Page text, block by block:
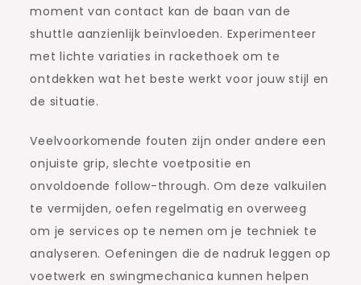
moment van contact kan de baan van de
shuttle aanzienlijk beïnvloeden. Experimenteer
met lichte variaties in rackethoek om te
ontdekken wat het beste werkt voor jouw stijl en
de situatie.
Veelvoorkomende fouten zijn onder andere een
onjuiste grip, slechte voetpositie en
onvoldoende follow-through. Om deze valkuilen
te vermijden, oefen regelmatig en overweeg
om je services op te nemen om je techniek te
analyseren. Oefeningen die de nadruk leggen op
voetwerk en swingmechanica kunnen helpen